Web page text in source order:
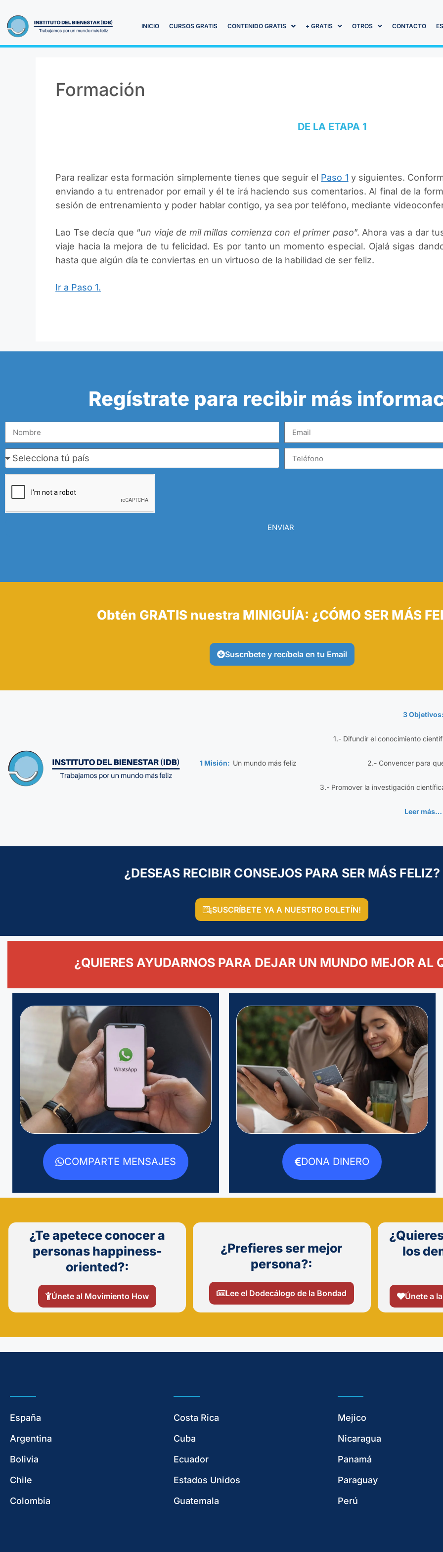
INICIO CURSOS GRATIS CONTENIDO GRATIS + GRATIS OTROS CONTACTO
Formación
DE LA ETAPA 1
Para realizar esta formación simplemente tienes que seguir el Paso 1 y siguientes.
enviando a tu entrenador por email y él te irá haciendo sus comentarios. Al final de la
sesión de entrenamiento y poder hablar contigo, ya sea por teléfono, mediante
Lao Tse decía que “un viaje de mil millas comienza con el primer paso”. Ahora vas a dar
viaje hacia la mejora de tu felicidad. Es por tanto un momento especial. Ojalá sigas
hasta que algún día te conviertas en un virtuoso de la habilidad de ser feliz.
Ir a Paso 1.
Regístrate para recibir más
ENVIAR
Obtén GRATIS nuestra MINIGUÍA: ¿CÓMO SER MÁS
Suscríbete y recíbela en tu Email
1 Misión: Un mundo más feliz
3
1.- Difundir el conocimiento
2.- Convencer para
3.- Promover la investigación
Leer más…
¿DESEAS RECIBIR CONSEJOS PARA SER MÁS FELIZ?
¡SUSCRÍBETE YA A NUESTRO BOLETÍN!
¿QUIERES AYUDARNOS PARA DEJAR UN MUNDO MEJOR AL
COMPARTE MENSAJES DONA DINERO
¿Te apetece conocer a
personas happiness-
oriented?:
Únete al Movimiento How
¿Prefieres ser mejor
persona?:
Lee el Dodecálogo de la Bondad
los
Únete a
España
Argentina
Bolivia
Chile
Colombia
Costa Rica
Cuba
Ecuador
Estados Unidos
Guatemala
Mejico
Nicaragua
Panamá
Paraguay
Perú